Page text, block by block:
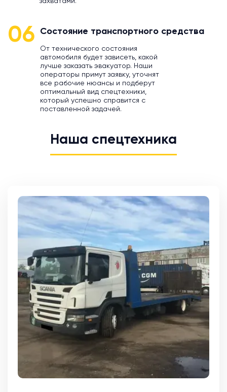
06 Состояние транспортного средства
От технического состояния
автомобиля будет зависеть, какой
лучше заказать эвакуатор. Наши
операторы примут заявку, уточнят
все рабочие нюансы и подберут
оптимальный вид спецтехники,
который успешно справится с
поставленной задачей.
Наша спецтехника